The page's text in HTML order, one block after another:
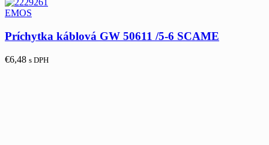
EMOS
Príchytka káblová GW 50611 /5-6 SCAME
€6,48 s DPH